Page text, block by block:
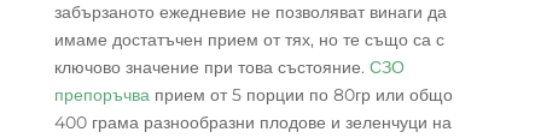
забързаното ежедневие не позволяват винаги да
имаме достатъчен прием от тях, но те също са с
ключово значение при това състояние. СЗО
препоръчваприем от 5 порции по 80гр или общо
400 грама разнообразни плодове и зеленчуци на